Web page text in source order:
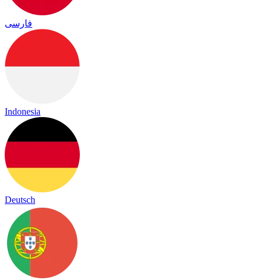
فارسی
Indonesia
Deutsch